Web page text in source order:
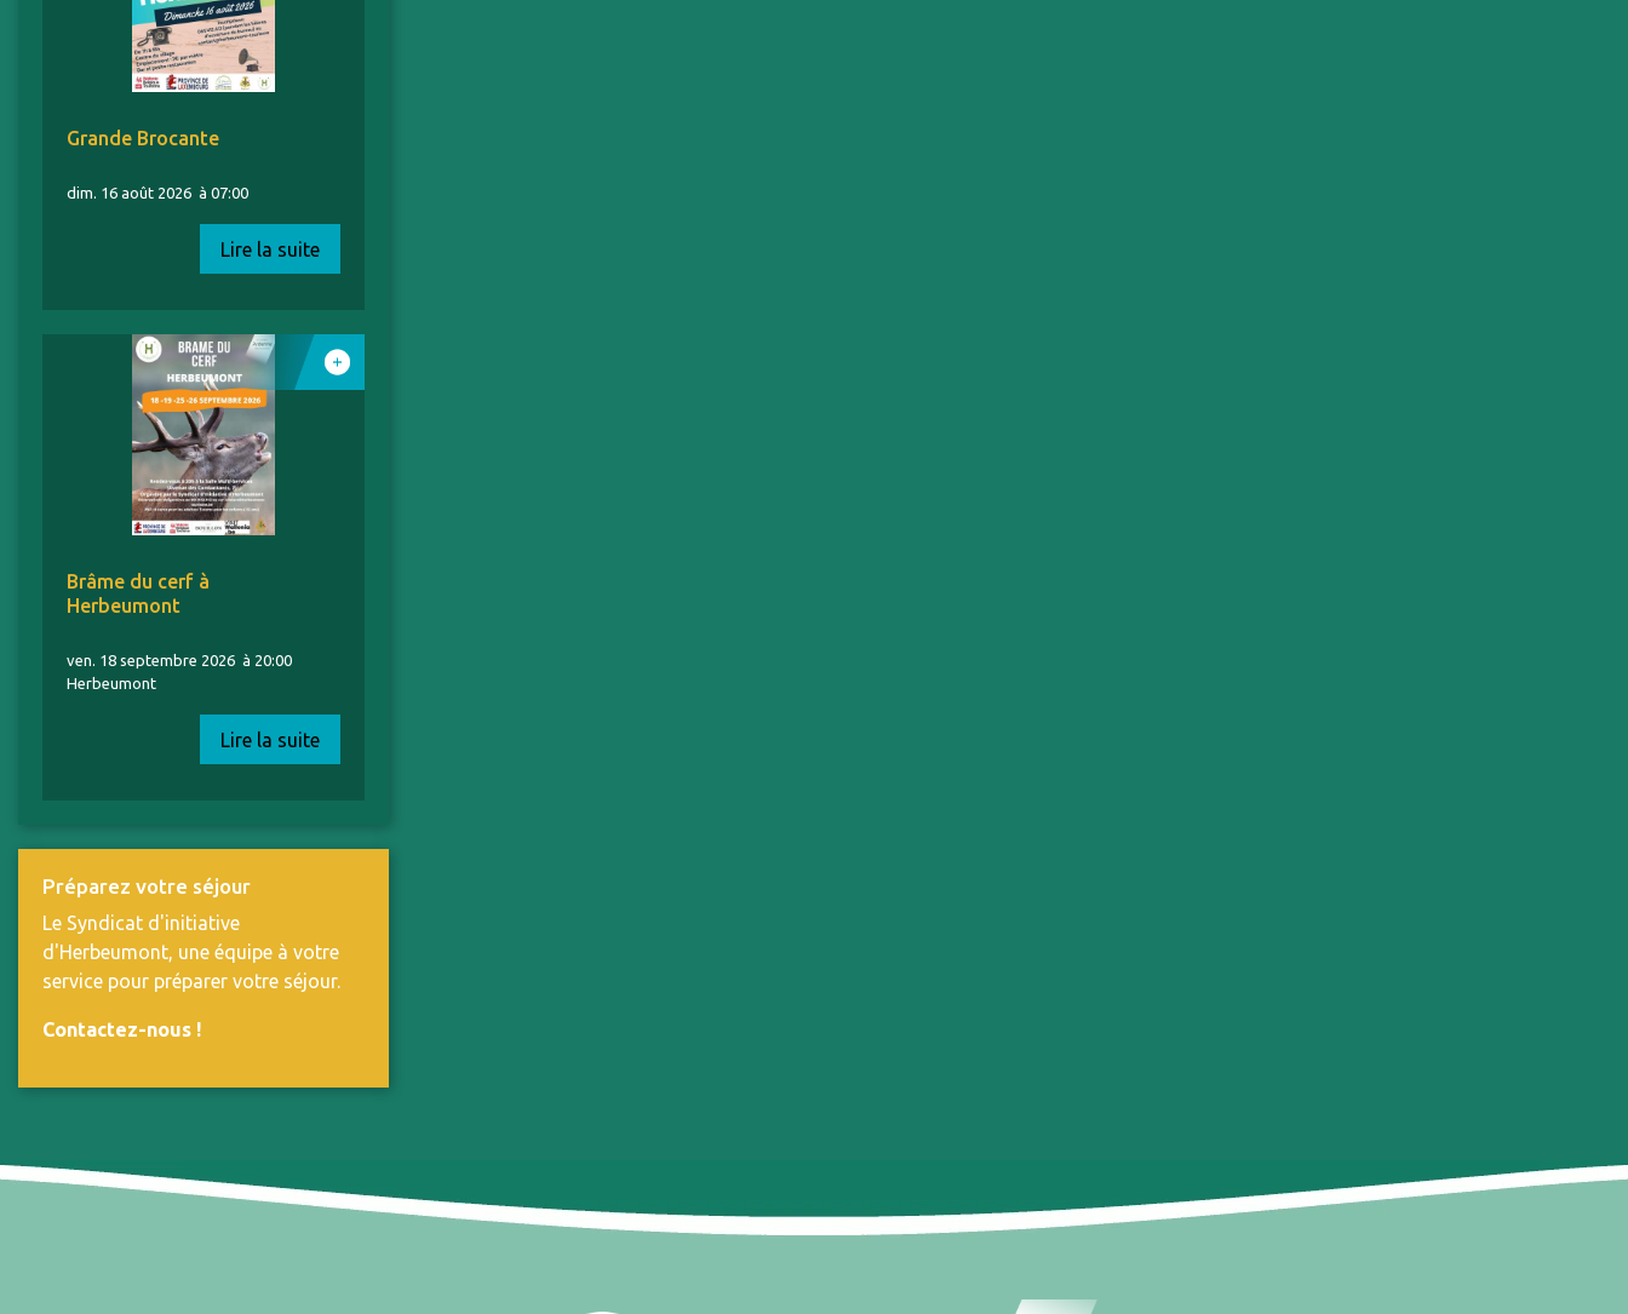
Grande Brocante
dim. 16 août 2026 à 07:00
Lire la suite
Brâme du cerf à
Herbeumont
ven. 18 septembre 2026 à 20:00
Herbeumont
Lire la suite
Préparez votre séjour
Le Syndicat d'initiative
d'Herbeumont, une équipe à votre
service pour préparer votre séjour.
Contactez-nous !